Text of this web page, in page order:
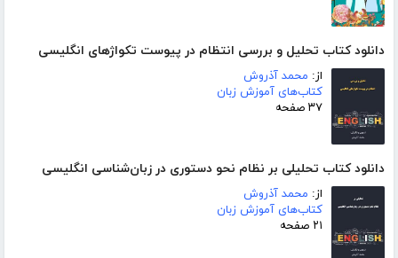
دانلود کتاب تحلیل و بررسی انتظام در پیوست تکواژهای انگلیسی
از: محمد آذروش
کتاب‌های آموزش زبان
۳۷ صفحه
دانلود کتاب تحلیلی بر نظام نحو دستوری در زبان‌شناسی انگلیسی
از: محمد آذروش
کتاب‌های آموزش زبان
۲۱ صفحه